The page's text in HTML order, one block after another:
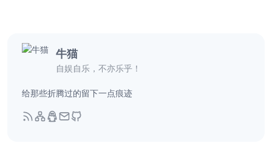
牛猫
自娱自乐，不亦乐乎！
给那些折腾过的留下一点痕迹